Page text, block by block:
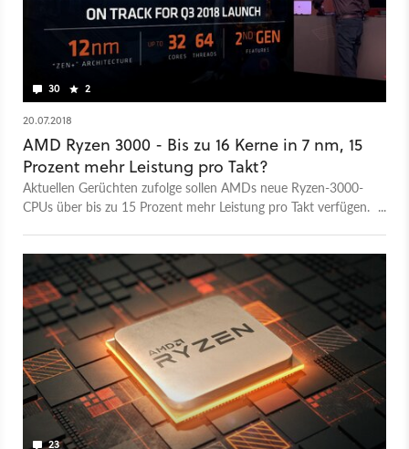
30 2
20.07.2018
AMD Ryzen 3000 - Bis zu 16 Kerne in 7 nm, 15
Prozent mehr Leistung pro Takt?
Aktuellen Gerüchten zufolge sollen AMDs neue Ryzen-3000-
CPUs über bis zu 15 Prozent mehr Leistung pro Takt verfügen.
23